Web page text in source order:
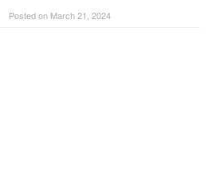
Posted on March 21, 2024